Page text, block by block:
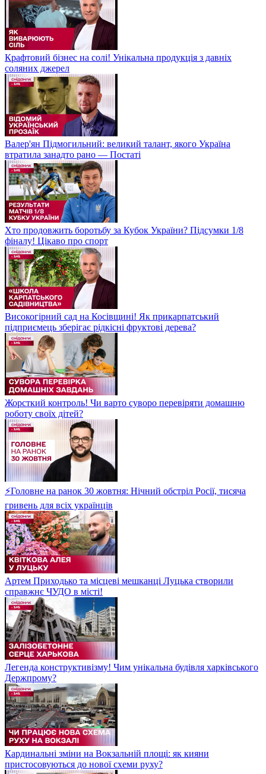
Крафтовий бізнес на солі! Унікальна продукція з давніх
соляних джерел
Валер'ян Підмогильний: великий талант, якого Україна
втратила занадто рано — Постаті
Хто продовжить боротьбу за Кубок України? Підсумки 1/8
фіналу! Цікаво про спорт
Високогірний сад на Косівщині! Як прикарпатський
підприємець зберігає рідкісні фруктові дерева?
Жорсткий контроль! Чи варто суворо перевіряти домашню
роботу своїх дітей?
⚡Головне на ранок 30 жовтня: Нічний обстріл Росії, тисяча
гривень для всіх українців
Артем Приходько та місцеві мешканці Луцька створили
справжнє ЧУДО в місті!
Легенда конструктивізму! Чим унікальна будівля харківського
Держпрому?
Кардинальні зміни на Вокзальній площі: як кияни
пристосовуються до нової схеми руху?